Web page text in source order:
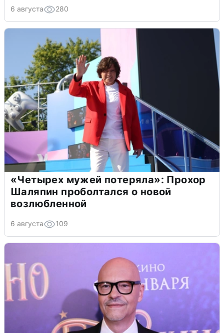
6 августа 280
«Четырех мужей потеряла»: Прохор
Шаляпин проболтался о новой
возлюбленной
6 августа 109